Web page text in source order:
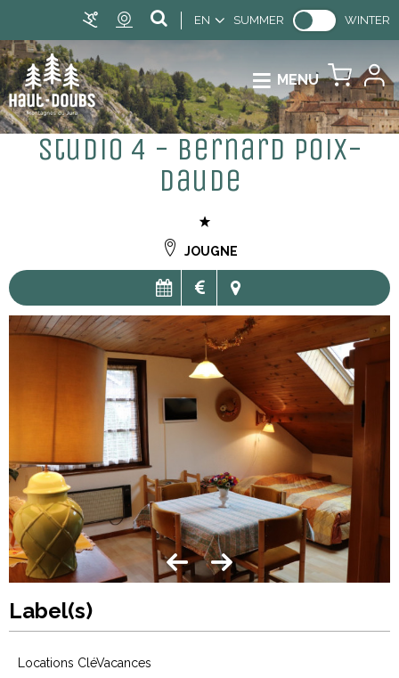
EN SUMMER WINTER
MENU
Studio 4 - Bernard Poix-
Daude
JOUGNE
Label(s)
Locations CléVacances